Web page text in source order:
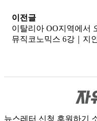
이전글
이탈리아 OO지역에서
뮤직코노믹스 6강｜지
뉴스레터 신청 후원하기